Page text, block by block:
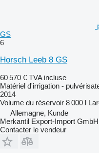
GS
6
Horsch Leeb 8 GS
60 570 € TVA incluse
Matériel d'irrigation -
2014
Volume du réservoir 8 000 l
Allemagne, Kunde
Merkantil Export-Import GmbH
Contacter le vendeur